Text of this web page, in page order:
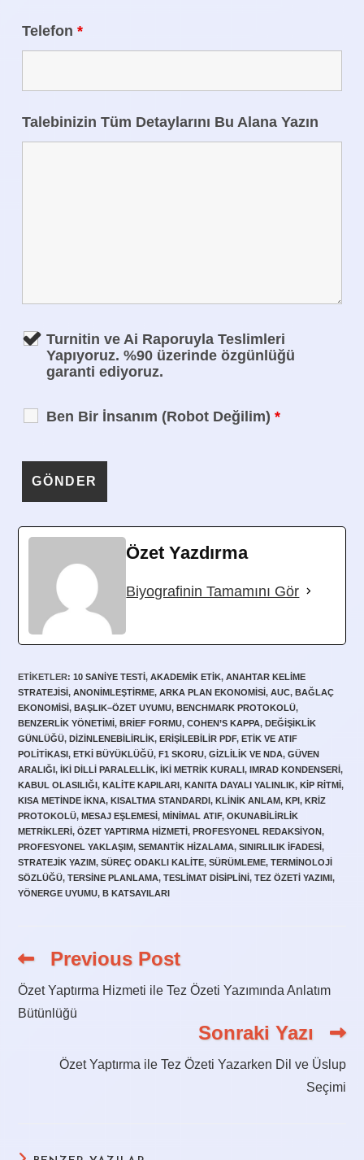
Telefon*
Talebinizin Tüm Detaylarını Bu Alana Yazın
Turnitin ve Ai Raporuyla Teslimleri
Yapıyoruz. %90 üzerinde özgünlüğü
garanti ediyoruz.
Ben Bir İnsanım (Robot Değilim)*
Özet Yazdırma
Biyografinin Tamamını Gör
ETIKETLER:10 SANIYE TESTI, AKADEMIK ETIK, ANAHTAR KELIME
STRATEJISI, ANONIMLEŞTIRME, ARKA PLAN EKONOMISI, AUC, BAĞLAÇ
EKONOMISI, BAŞLIK–ÖZET UYUMU, BENCHMARK PROTOKOLÜ,
BENZERLIK YÖNETIMI, BRIEF FORMU, COHEN’S KAPPA, DEĞIŞIKLIK
GÜNLÜĞÜ, DIZINLENEBILIRLIK, ERIŞILEBILIR PDF, ETIK VE ATIF
POLITIKASI, ETKI BÜYÜKLÜĞÜ, F1 SKORU, GIZLILIK VE NDA, GÜVEN
ARALIĞI, IKI DILLI PARALELLIK, IKI METRIK KURALI, IMRAD KONDENSERI,
KABUL OLASILIĞI, KALITE KAPILARI, KANITA DAYALI YALINLIK, KIP RITMI,
KISA METINDE IKNA, KISALTMA STANDARDI, KLINIK ANLAM, KPI, KRIZ
PROTOKOLÜ, MESAJ EŞLEMESI, MINIMAL ATIF, OKUNABILIRLIK
METRIKLERI, ÖZET YAPTIRMA HIZMETI, PROFESYONEL REDAKSIYON,
PROFESYONEL YAKLAŞIM, SEMANTIK HIZALAMA, SINIRLILIK IFADESI,
STRATEJIK YAZIM, SÜREÇ ODAKLI KALITE, SÜRÜMLEME, TERMINOLOJI
SÖZLÜĞÜ, TERSINE PLANLAMA, TESLIMAT DISIPLINI, TEZ ÖZETI YAZIMI,
YÖNERGE UYUMU, Β KATSAYILARI
Read
articles
Previous Post
Özet Yaptırma Hizmeti ile Tez Özeti Yazımında Anlatım
Bütünlüğü
Sonraki Yazı
Özet Yaptırma ile Tez Özeti Yazarken Dil ve Üslup
Seçimi